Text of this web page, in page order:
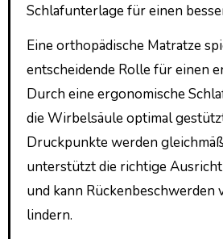
Schlafunterlage für einen
Eine orthopädische Matratze
entscheidende Rolle für einen
Durch eine ergonomische
die Wirbelsäule optimal
Druckpunkte werden
unterstützt die richtige
und kann Rückenbeschwerden
lindern.